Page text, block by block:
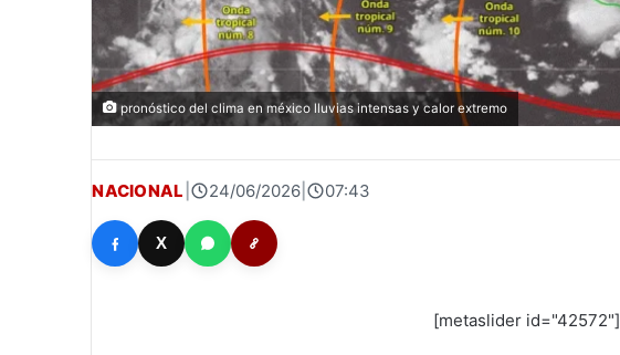
pronóstico del clima en méxico lluvias intensas y calor extremo
NACIONAL 24/06/2026| 07:43
X
[metaslider id="42572"]